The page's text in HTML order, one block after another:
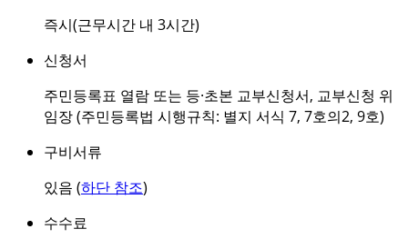
즉시(근무시간 내 3시간)
신청서
주민등록표 열람 또는 등·초본 교부신청서, 교부신청 위
임장 (주민등록법 시행규칙: 별지 서식 7, 7호의2, 9호)
구비서류
있음 (하단 참조)
수수료